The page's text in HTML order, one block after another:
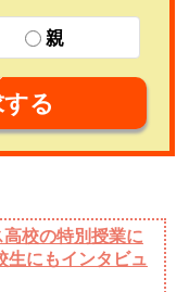
親
る
校の特別授業に
生にもインタビュ